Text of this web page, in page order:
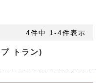
4件中 1-4件表示
トラン)